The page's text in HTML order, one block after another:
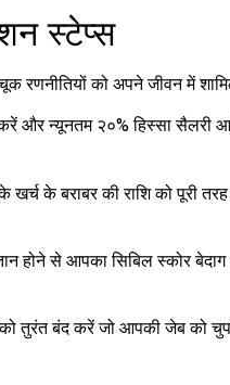
स्टेप्स
रणनीतियों को अपने जीवन में
करें और न्यूनतम २०% हिस्सा
के बराबर की राशि को पूरी
होने से आपका सिबिल स्कोर
को तुरंत बंद करें जो आपकी जेब को